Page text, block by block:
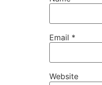
Email *
Website